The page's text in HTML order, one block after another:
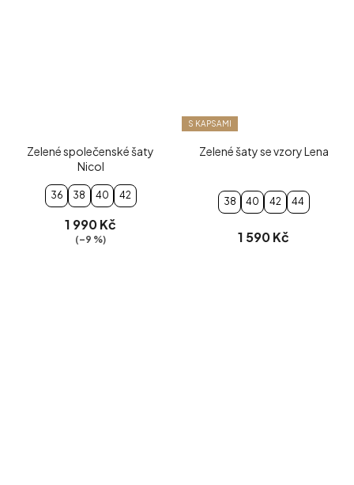
Zelené společenské šaty
Nicol
36 38 40 42
1 990 Kč
(–9 %)
S KAPSAMI
Zelené šaty se vzory Lena
38 40 42 44
1 590 Kč